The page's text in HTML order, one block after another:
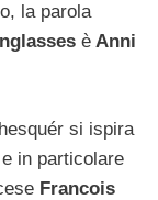
la parola
è Anni
si ispira
e in particolare
Francois